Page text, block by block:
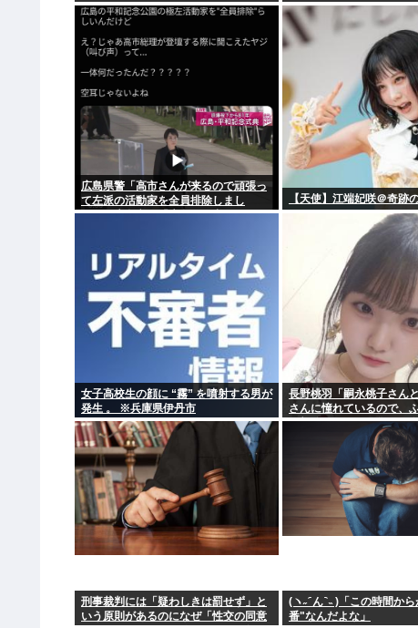
ww
広島県警「高市さんが来るので頑張っ
て左派の活動家を全員排除しまし
た！」広島市民「広島から出てけ！」
【天使】江端妃咲＠奇跡
女子高校生の顔に “霧” を噴射する男が
発生 。 ※兵庫県伊丹市
長野桃羽「嗣永桃子さん
さんに憧れているので、
の部分をぎゅっと集めた
刑事裁判には「疑わしきは罰せず」と
いう原則があるのになぜ「性交の同意
(ヽ˶ ᷇ ん ᷆ ˵ )「この時間か
番"なんだよな」